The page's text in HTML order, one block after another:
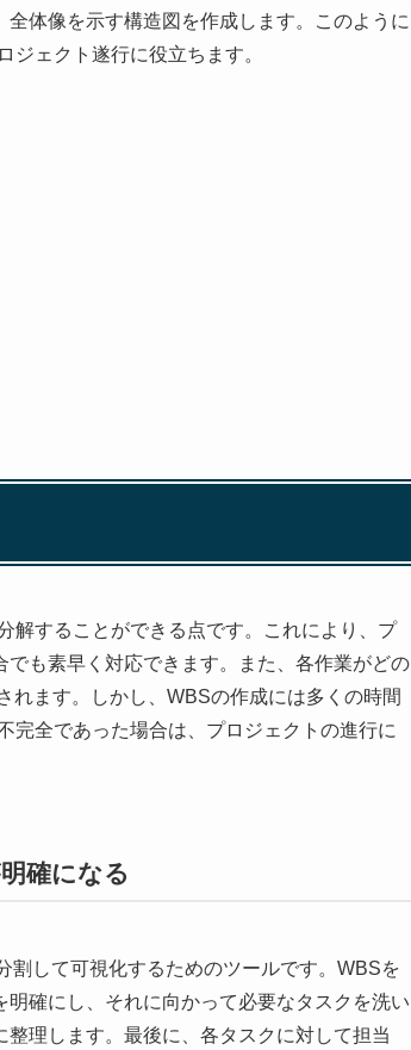
体像を示す構造図を作成します。このように
ェクト遂行に役立ちます。
解することができる点です。これにより、プ
も素早く対応できます。また、各作業がどの
れます。しかし、WBSの作成には多くの時間
完全であった場合は、プロジェクトの進行に
確になる
割して可視化するためのツールです。WBSを
確にし、それに向かって必要なタスクを洗い
理します。最後に、各タスクに対して担当